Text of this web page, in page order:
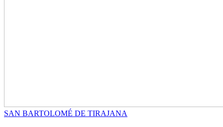
SAN BARTOLOMÉ DE TIRAJANA